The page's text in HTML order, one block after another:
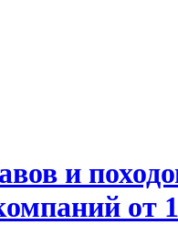
и
от